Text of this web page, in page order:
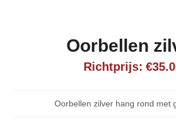
Oorbellen
€
Oorbellen zilver hang rond met